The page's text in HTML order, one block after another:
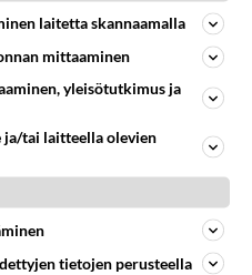
laitetta skannaamalla
mittaaminen
yleisötutkimus ja
tai laitteella olevien
tietojen perusteella